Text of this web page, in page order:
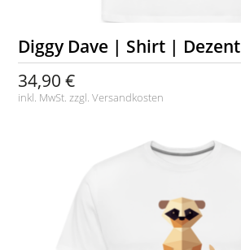
Diggy Dave | Shirt | Dezent
34,90 €
inkl. MwSt. zzgl.Versandkosten